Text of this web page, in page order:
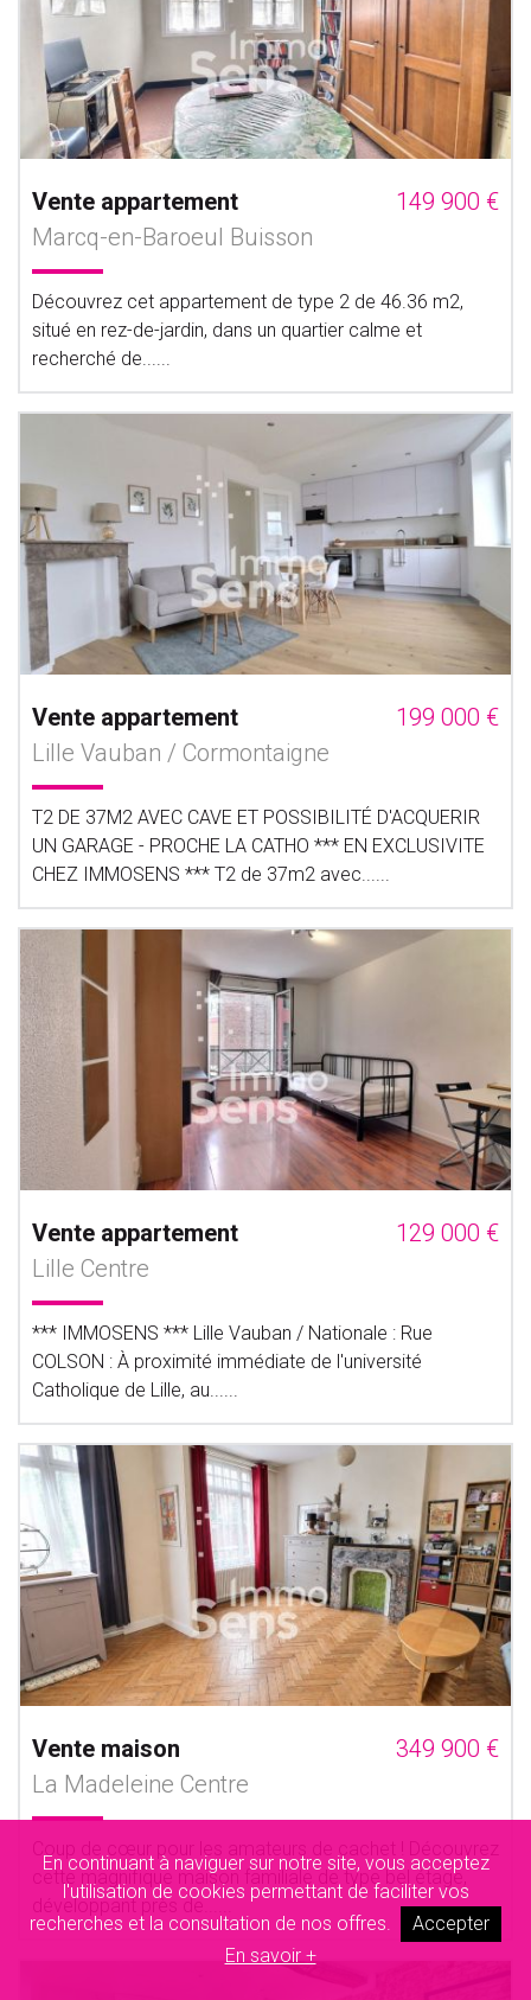
En continuant à naviguer sur notre site, vous acceptez
l'utilisation de cookies permettant de faciliter vos
recherches et la consultation de nos offres.
Accepter
En savoir +
Vente appartement
149 900 €
Marcq-en-Baroeul Buisson
Découvrez cet appartement de type 2 de 46.36 m2,
situé en rez-de-jardin, dans un quartier calme et
recherché de......
Vente appartement
199 000 €
Lille Vauban / Cormontaigne
T2 DE 37M2 AVEC CAVE ET POSSIBILITÉ D'ACQUERIR
UN GARAGE - PROCHE LA CATHO *** EN EXCLUSIVITE
CHEZ IMMOSENS *** T2 de 37m2 avec......
Vente appartement
129 000 €
Lille Centre
*** IMMOSENS *** Lille Vauban / Nationale : Rue
COLSON : À proximité immédiate de l'université
Catholique de Lille, au......
Vente maison
349 900 €
La Madeleine Centre
cette magnifique maison familiale de type bel étage,
développant près de......